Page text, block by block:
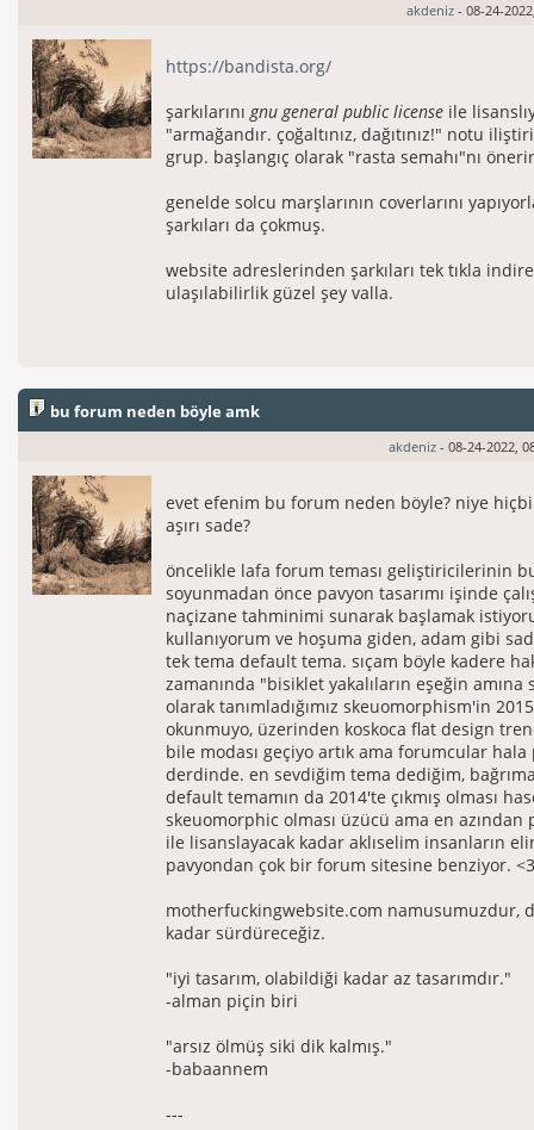
akdeniz - 08-24-
https://bandista.org/
şarkılarınıgnu general public license ile
"armağandır. çoğaltınız, dağıtınız!" notu
grup. başlangıç olarak "rasta semahı"nı
genelde solcu marşlarının coverlarını
şarkıları da çokmuş.
website adreslerinden şarkıları tek tıkla
ulaşılabilirlik güzel şey valla.
bu forum neden böyle amk
akdeniz - 08-24-2022,
evet efenim bu forum neden böyle? niye
aşırı sade?
öncelikle lafa forum teması geliştiricilerinin
soyunmadan önce pavyon tasarımı işinde
naçizane tahminimi sunarak başlamak
kullanıyorum ve hoşuma giden, adam gibi
tek tema default tema. sıçam böyle kadere
zamanında "bisiklet yakalıların eşeğin amına
olarak tanımladığımız skeuomorphism'in
okunmuyo, üzerinden koskoca flat design
bile modası geçiyo artık ama forumcular
derdinde. en sevdiğim tema dediğim, bağrıma
default temamın da 2014'te çıkmış olması
skeuomorphic olması üzücü ama en
ile lisanslayacak kadar aklıselim insanların
pavyondan çok bir forum sitesine benziyor. <3
motherfuckingwebsite.com namusumuzdur,
kadar sürdüreceğiz.
"iyi tasarım, olabildiği kadar az tasarımdır."
-alman piçin biri
"arsız ölmüş siki dik kalmış."
-babaannem
---